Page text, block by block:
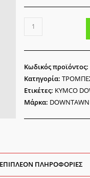
Αντλία
Kymco
DOWNTOWN
XCT
DTX
200
ποσότητα
Κωδικός προϊόντος:
Κατηγορία:
Ετικέτες: KYMCO
Μάρκα:
ΕΠΙΠΛΈΟΝ ΠΛΗΡΟΦΟΡΊΕΣ